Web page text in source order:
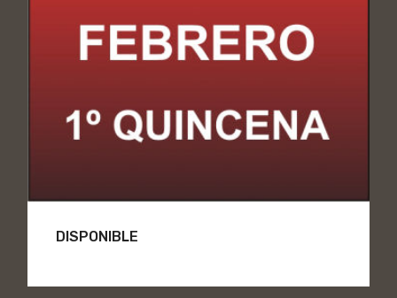
DISPONIBLE